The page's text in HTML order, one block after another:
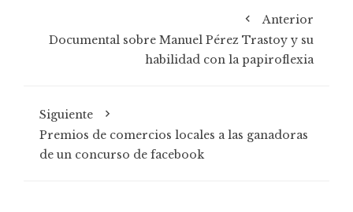
Anterior
Documental sobre Manuel Pérez Trastoy y su
habilidad con la papiroflexia
Siguiente
Premios de comercios locales a las ganadoras
de un concurso de facebook